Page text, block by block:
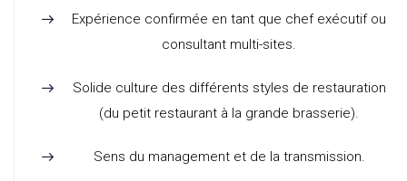
Expérience confirmée en tant que chef exécutif ou
consultant multi-sites.
Solide culture des différents styles de restauration
(du petit restaurant à la grande brasserie).
Sens du management et de la transmission.